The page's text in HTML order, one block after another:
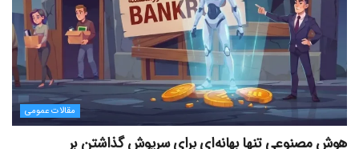
مقالات عمومی
هوش مصنوعی تنها بهانه‌ای برای سرپوش گذاشتن بر